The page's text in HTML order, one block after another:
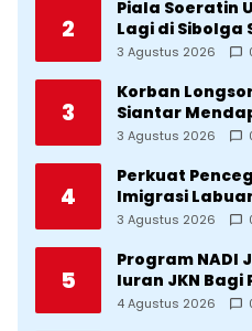
2
Piala Soeratin
Lagi di Sibolga
Direvitalisasi
3 Agustus 2026
3
Korban
Siantar
3 Agustus 2026
4
Perkuat
Imigrasi
Operasional ke
3 Agustus 2026
5
Program NADI
Iuran JKN Bagi
4 Agustus 2026